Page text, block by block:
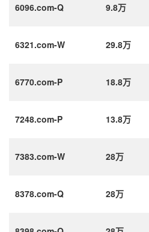
6096.com-Q 9.8万
6321.com-W 29.8万
6770.com-P 18.8万
7248.com-P 13.8万
7383.com-W 28万
8378.com-Q 28万